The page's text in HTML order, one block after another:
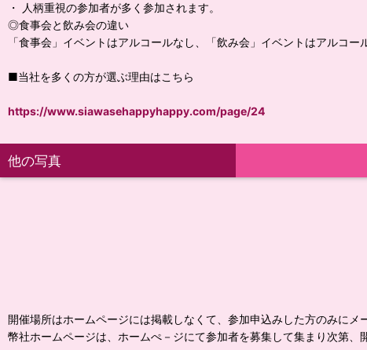
・ 人柄重視の参加者が多く参加されます。
◎食事会と飲み会の違い
「食事会」イベントはアルコールなし、「飲み会」イベントはアルコー
■当社を多くの方が選ぶ理由はこちら
https://www.siawasehappyhappy.com/page/24
他の写真
開催場所はホームページには掲載しなくて、参加申込みした方のみにメ
幣社ホームページは、ホームぺ－ジにて参加者を募集して集まり次第、